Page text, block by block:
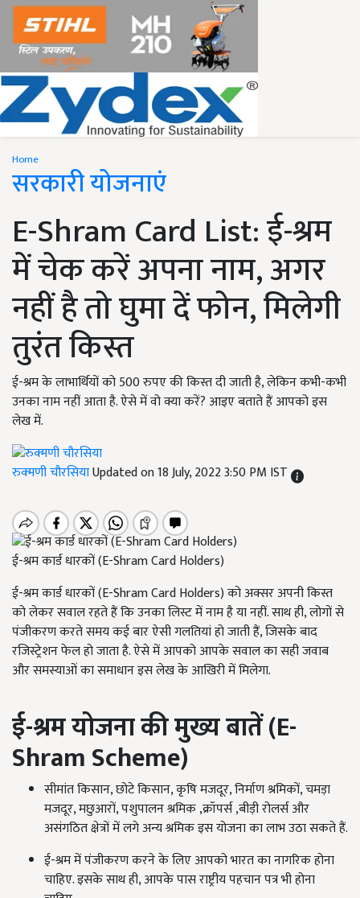
Home
सरकारी योजनाएं
E-Shram Card List: ई-श्रम
में चेक करें अपना नाम, अगर
नहीं है तो घुमा दें फोन, मिलेगी
तुरंत किस्त
ई-श्रम के लाभार्थियों को 500 रुपए की किस्त दी जाती है, लेकिन कभी-कभी
उनका नाम नहीं आता है. ऐसे में वो क्या करें? आइए बताते हैं आपको इस
लेख में.
रुक्मणी चौरसियाUpdated on 18 July, 2022 3:50 PM IST
ई-श्रम कार्ड धारकों (E-Shram Card Holders)
ई-श्रम कार्ड धारकों (E-Shram Card Holders) को अक्सर अपनी किस्त
को लेकर सवाल रहते हैं कि उनका लिस्ट में नाम है या नहीं. साथ ही, लोगों से
पंजीकरण करते समय कई बार ऐसी गलतियां हो जाती हैं, जिसके बाद
रजिस्ट्रेशन फेल हो जाता है. ऐसे में आपको आपके सवाल का सही जवाब
और समस्याओं का समाधान इस लेख के आखिरी में मिलेगा.
ई-श्रम योजना की मुख्य बातें (E-
Shram Scheme)
सीमांत किसान, छोटे किसान, कृषि मजदूर, निर्माण श्रमिकों, चमड़ा
मजदूर, मछुआरों, पशुपालन श्रमिक ,क्रॉपर्स ,बीड़ी रोलर्स और
असंगठित क्षेत्रों में लगे अन्य श्रमिक इस योजना का लाभ उठा सकते हैं.
ई-श्रम में पंजीकरण करने के लिए आपको भारत का नागरिक होना
चाहिए. इसके साथ ही, आपके पास राष्ट्रीय पहचान पत्र भी होना